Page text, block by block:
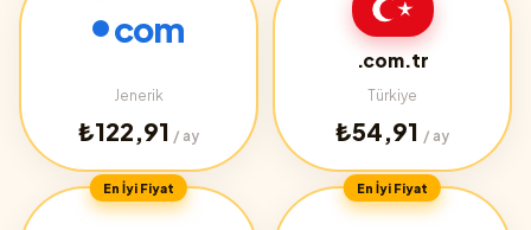
com
Jenerik
₺122,91 / ay
.com.tr
Türkiye
₺54,91 / ay
En İyi Fiyat En İyi Fiyat